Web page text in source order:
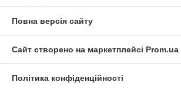
Повна версія сайту
Сайт створено на маркетплейсі Prom.ua
Політика конфіденційності